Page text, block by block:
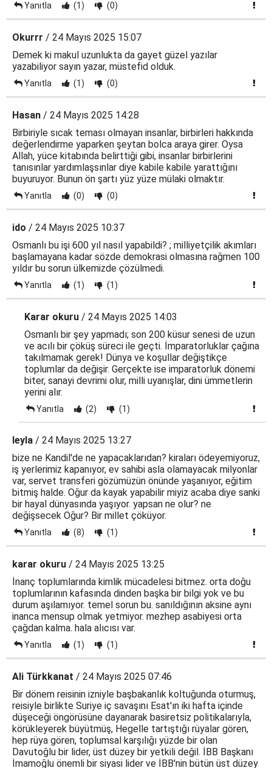
Yanıtla (1) (0)
Okurrr / 24 Mayıs 2025 15:07
Demek ki makul uzunlukta da gayet güzel yazılar
yazabiliyor sayın yazar, müstefid olduk.
Yanıtla (1) (0)
Hasan / 24 Mayıs 2025 14:28
Birbiriyle sıcak teması olmayan insanlar, birbirleri hakkında
değerlendirme yaparken şeytan bolca araya girer. Oysa
Allah, yüce kitabında belirttiği gibi, insanlar birbirlerini
tanısınlar yardımlaşsınlar diye kabile kabile yarattığını
buyuruyor. Bunun ön şartı yüz yüze mülaki olmaktır.
Yanıtla (0) (0)
ido / 24 Mayıs 2025 10:37
Osmanlı bu işi 600 yıl nasıl yapabildi? ; milliyetçilik akımları
başlamayana kadar sözde demokrasi olmasına rağmen 100
yıldır bu sorun ülkemizde çözülmedi.
Yanıtla (1) (1)
Karar okuru / 24 Mayıs 2025 14:03
Osmanlı bir şey yapmadı; son 200 küsur senesi de uzun
ve acılı bir çöküş süreci ile geçti. İmparatorluklar çağına
takılmamak gerek! Dünya ve koşullar değiştikçe
toplumlar da değişir. Gerçekte ise imparatorluk dönemi
biter, sanayi devrimi olur, milli uyanışlar, dini ümmetlerin
yerini alır.
Yanıtla (2) (1)
leyla / 24 Mayıs 2025 13:27
bize ne Kandil'de ne yapacaklarıdan? kiraları ödeyemiyoruz,
iş yerlerimiz kapanıyor, ev sahibi asla olamayacak milyonlar
var, servet transferi gözümüzün önünde yaşanıyor, eğitim
bitmiş halde. Oğur da kayak yapabilir miyiz acaba diye sanki
bir hayal dünyasında yaşıyor. yapsan ne olur? ne
değişsecek Oğur? Bir millet çöküyor.
Yanıtla (8) (1)
karar okuru / 24 Mayıs 2025 13:25
İnanç toplumlarında kimlik mücadelesi bitmez. orta doğu
toplumlarının kafasında dinden başka bir bilgi yok ve bu
durum aşılamıyor. temel sorun bu. sanıldığının aksine aynı
inanca mensup olmak yetmiyor. mezhep asabiyesi orta
çağdan kalma. hala alıcısı var.
Yanıtla (1) (1)
Ali Türkkanat / 24 Mayıs 2025 07:46
Bir dönem reisinin izniyle başbakanlık koltuğunda oturmuş,
reisiyle birlikte Suriye iç savaşını Esat'ın iki hafta içinde
düşeceği öngörüsüne dayanarak basiretsiz politikalarıyla,
körükleyerek büyütmüş, Hegelle tartıştığı rüyalar gören,
hep rüya gören, toplumsal karşılığı yüzde bir olan
Davutoğlu bir lider, üst düzey bir yetkili değil. İBB Başkanı
İmamoğlu önemli bir siyasi lider ve İBB'nin bütün üst düzey